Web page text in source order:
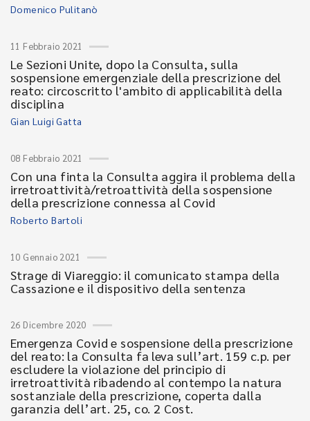
Domenico Pulitanò
11 Febbraio 2021
Le Sezioni Unite, dopo la Consulta, sulla
sospensione emergenziale della prescrizione del
reato: circoscritto l'ambito di applicabilità della
disciplina
Gian Luigi Gatta
08 Febbraio 2021
Con una finta la Consulta aggira il problema della
irretroattività/retroattività della sospensione
della prescrizione connessa al Covid
Roberto Bartoli
10 Gennaio 2021
Strage di Viareggio: il comunicato stampa della
Cassazione e il dispositivo della sentenza
26 Dicembre 2020
Emergenza Covid e sospensione della prescrizione
del reato: la Consulta fa leva sull’art. 159 c.p. per
escludere la violazione del principio di
irretroattività ribadendo al contempo la natura
sostanziale della prescrizione, coperta dalla
garanzia dell’art. 25, co. 2 Cost.